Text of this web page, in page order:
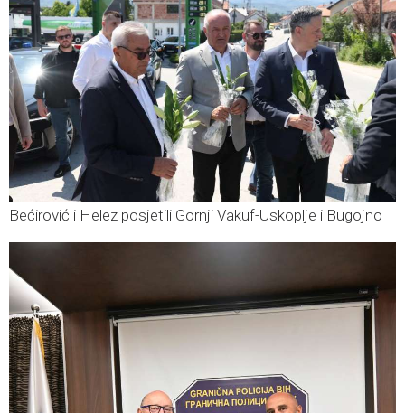
Bećirović i Helez posjetili Gornji Vakuf-Uskoplje i Bugojno